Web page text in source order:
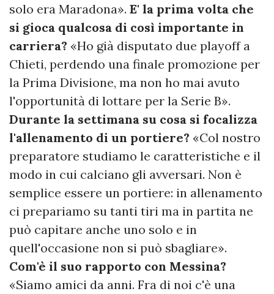
solo era Maradona». E' la prima volta che
si gioca qualcosa di così importante in
carriera? «Ho già disputato due playoff a
Chieti, perdendo una finale promozione per
la Prima Divisione, ma non ho mai avuto
l'opportunità di lottare per la Serie B».
Durante la settimana su cosa si focalizza
l'allenamento di un portiere? «Col nostro
preparatore studiamo le caratteristiche e il
modo in cui calciano gli avversari. Non è
semplice essere un portiere: in allenamento
ci prepariamo su tanti tiri ma in partita ne
può capitare anche uno solo e in
quell'occasione non si può sbagliare».
Com'è il suo rapporto con Messina?
«Siamo amici da anni. Fra di noi c'è una